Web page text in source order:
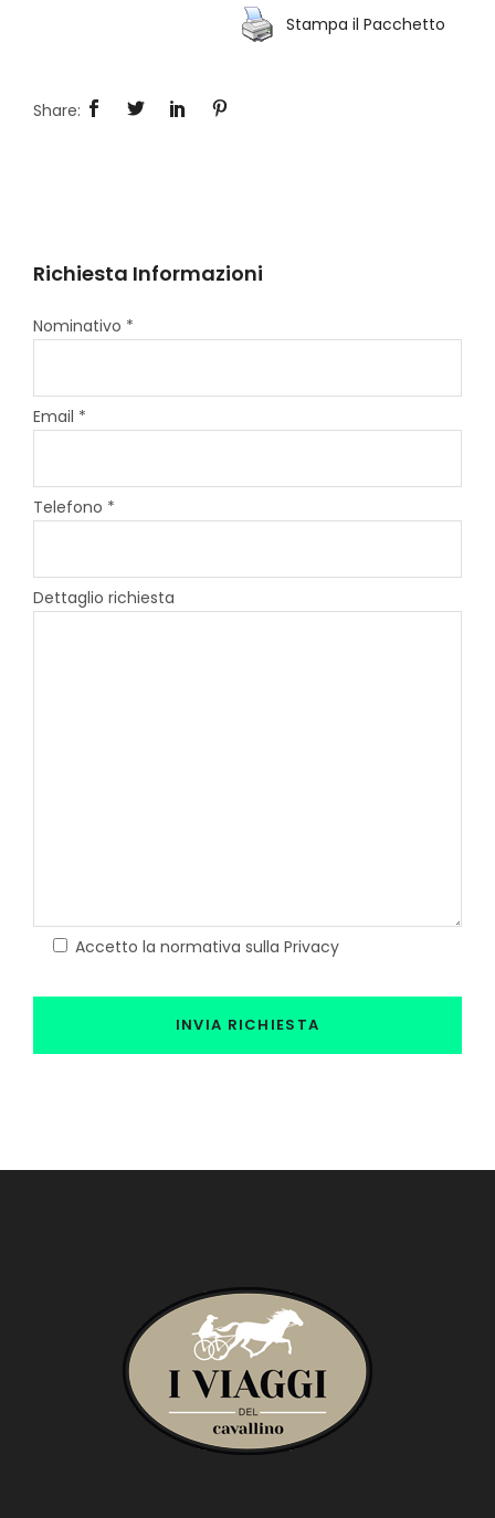
Stampa il Pacchetto
Richiesta Informazioni
Nominativo *
Email *
Telefono *
Dettaglio richiesta
Accetto la normativa sulla Privacy